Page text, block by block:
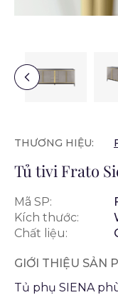
THƯƠNG HIỆU:
Tủ tivi Frato
Mã SP:
Kích thước:
Chất liệu:
GIỚI THIỆU SẢN
Tủ phụ SIENA